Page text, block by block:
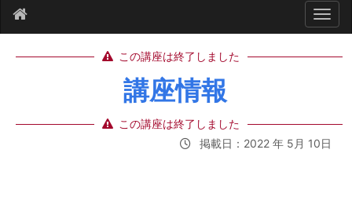
ナビ
この講座は終了しました
講座情報
この講座は終了しました
掲載日：2022 年 5月 10日